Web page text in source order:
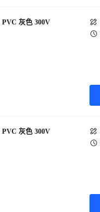
灰色 300V
灰色 300V